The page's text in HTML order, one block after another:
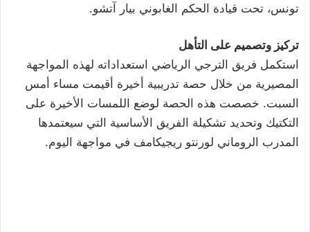
تونس، تحت قيادة الحكم الغابوني بيار آتشو.
تركيز وتصميم على التأهل
استكمل فريق الترجي الرياضي استعداداته لهذه المواجهة
المصيرية من خلال حصة تدريبية أخيرة أقيمت مساء أمس
السبت. خصصت هذه الحصة لوضع اللمسات الأخيرة على
التكتيك وتحديد تشكيلة الفريق الأساسية التي سيعتمدها
المدرب الروماني لورنتو ريجيكامف في مواجهة اليوم.